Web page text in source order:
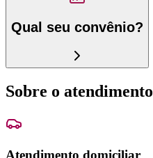
Qual seu convênio?
Sobre o atendimento
Atendimento domiciliar